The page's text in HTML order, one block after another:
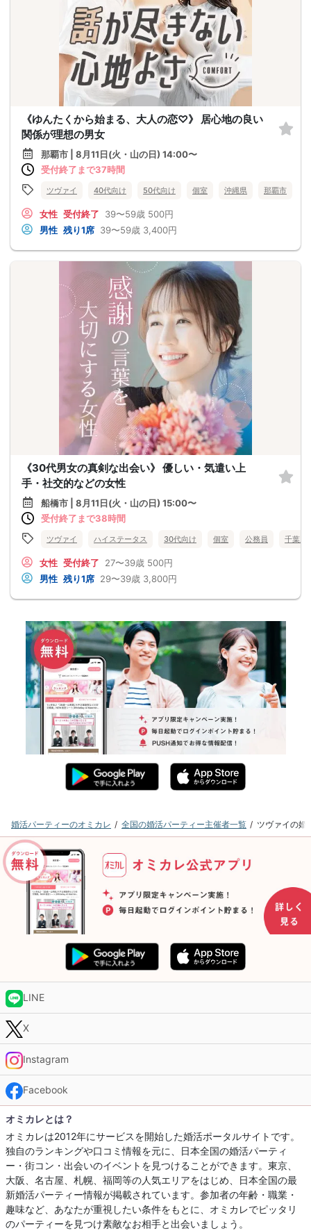
《ゆんたくから始まる、大人の恋♡》 居心地の良い
関係が理想の男女
那覇市 | 8月11日(火・山の日) 14:00〜
受付終了まで37時間
ツヴァイ 40代向け 50代向け 個室 沖縄県 那覇市
女性 受付終了 39〜59歳 500円
男性 残り1席 39〜59歳 3,400円
《30代男女の真剣な出会い》 優しい・気遣い上
手・社交的などの女性
船橋市 | 8月11日(火・山の日) 15:00〜
受付終了まで38時間
ツヴァイ ハイステータス 30代向け 個室 公務員 千葉県
女性 受付終了 27〜39歳 500円
男性 残り1席 29〜39歳 3,800円
婚活パーティーのオミカレ 全国の婚活パーティー主催者一覧 ツヴァイの婚
LINE
X
Instagram
Facebook
オミカレとは？
オミカレは2012年にサービスを開始した婚活ポータルサイトです。
独自のランキングや口コミ情報を元に、日本全国の婚活パーティ
ー・街コン・出会いのイベントを見つけることができます。東京、
大阪、名古屋、札幌、福岡等の人気エリアをはじめ、日本全国の最
新婚活パーティー情報が掲載されています。参加者の年齢・職業・
趣味など、あなたが重視したい条件をもとに、オミカレでピッタリ
のパーティーを見つけ素敵なお相手と出会いましょう。